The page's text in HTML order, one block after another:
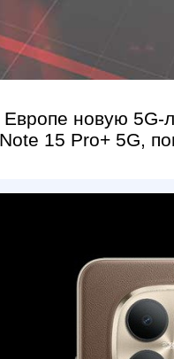
Европе новую
15 Pro+ 5G,